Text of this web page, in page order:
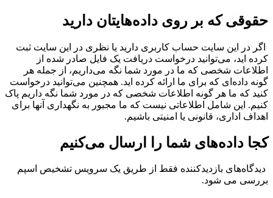
که بر روی داده‌هایتان دارید
اگر در این سایت حساب کاربری دارید یا نظری در این سایت ثبت
اید، می‌توانید درخواست دریافت یک فایل صادر شده از
شخصی که ما در مورد شما نگه می‌داریم، از جمله هر
داده‌ای که برای ما ارائه کرده اید. همچنین می‌توانید درخواست
که ما هر گونه اطلاعات شخصی که در مورد شما نگه داریم پاک
این شامل اطلاعاتی نیست که ما مجبور به نگهداری آنها برای
اداری، قانونی یا امنیتی باشیم.
داده‌های شما را ارسال می‌کنیم
دیدگاه‌های بازدیدکننده فقط از طریق یک سرویس تشخیص اسپم
می شود.